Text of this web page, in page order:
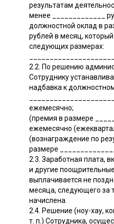
результатам
менее _____________
должностной оклад в
рублей в месяц,
следующих размерах:
2.2. По решению
Сотруднику
надбавка к
ежемесячно;
(премия в размере
ежемесячно
(вознаграждение по
размере
2.3. Заработная плата,
и другие
выплачивается не
месяца, следующего за
начислена.
2.4. Решение (ноу-хау,
т. п.) Сотрудника,